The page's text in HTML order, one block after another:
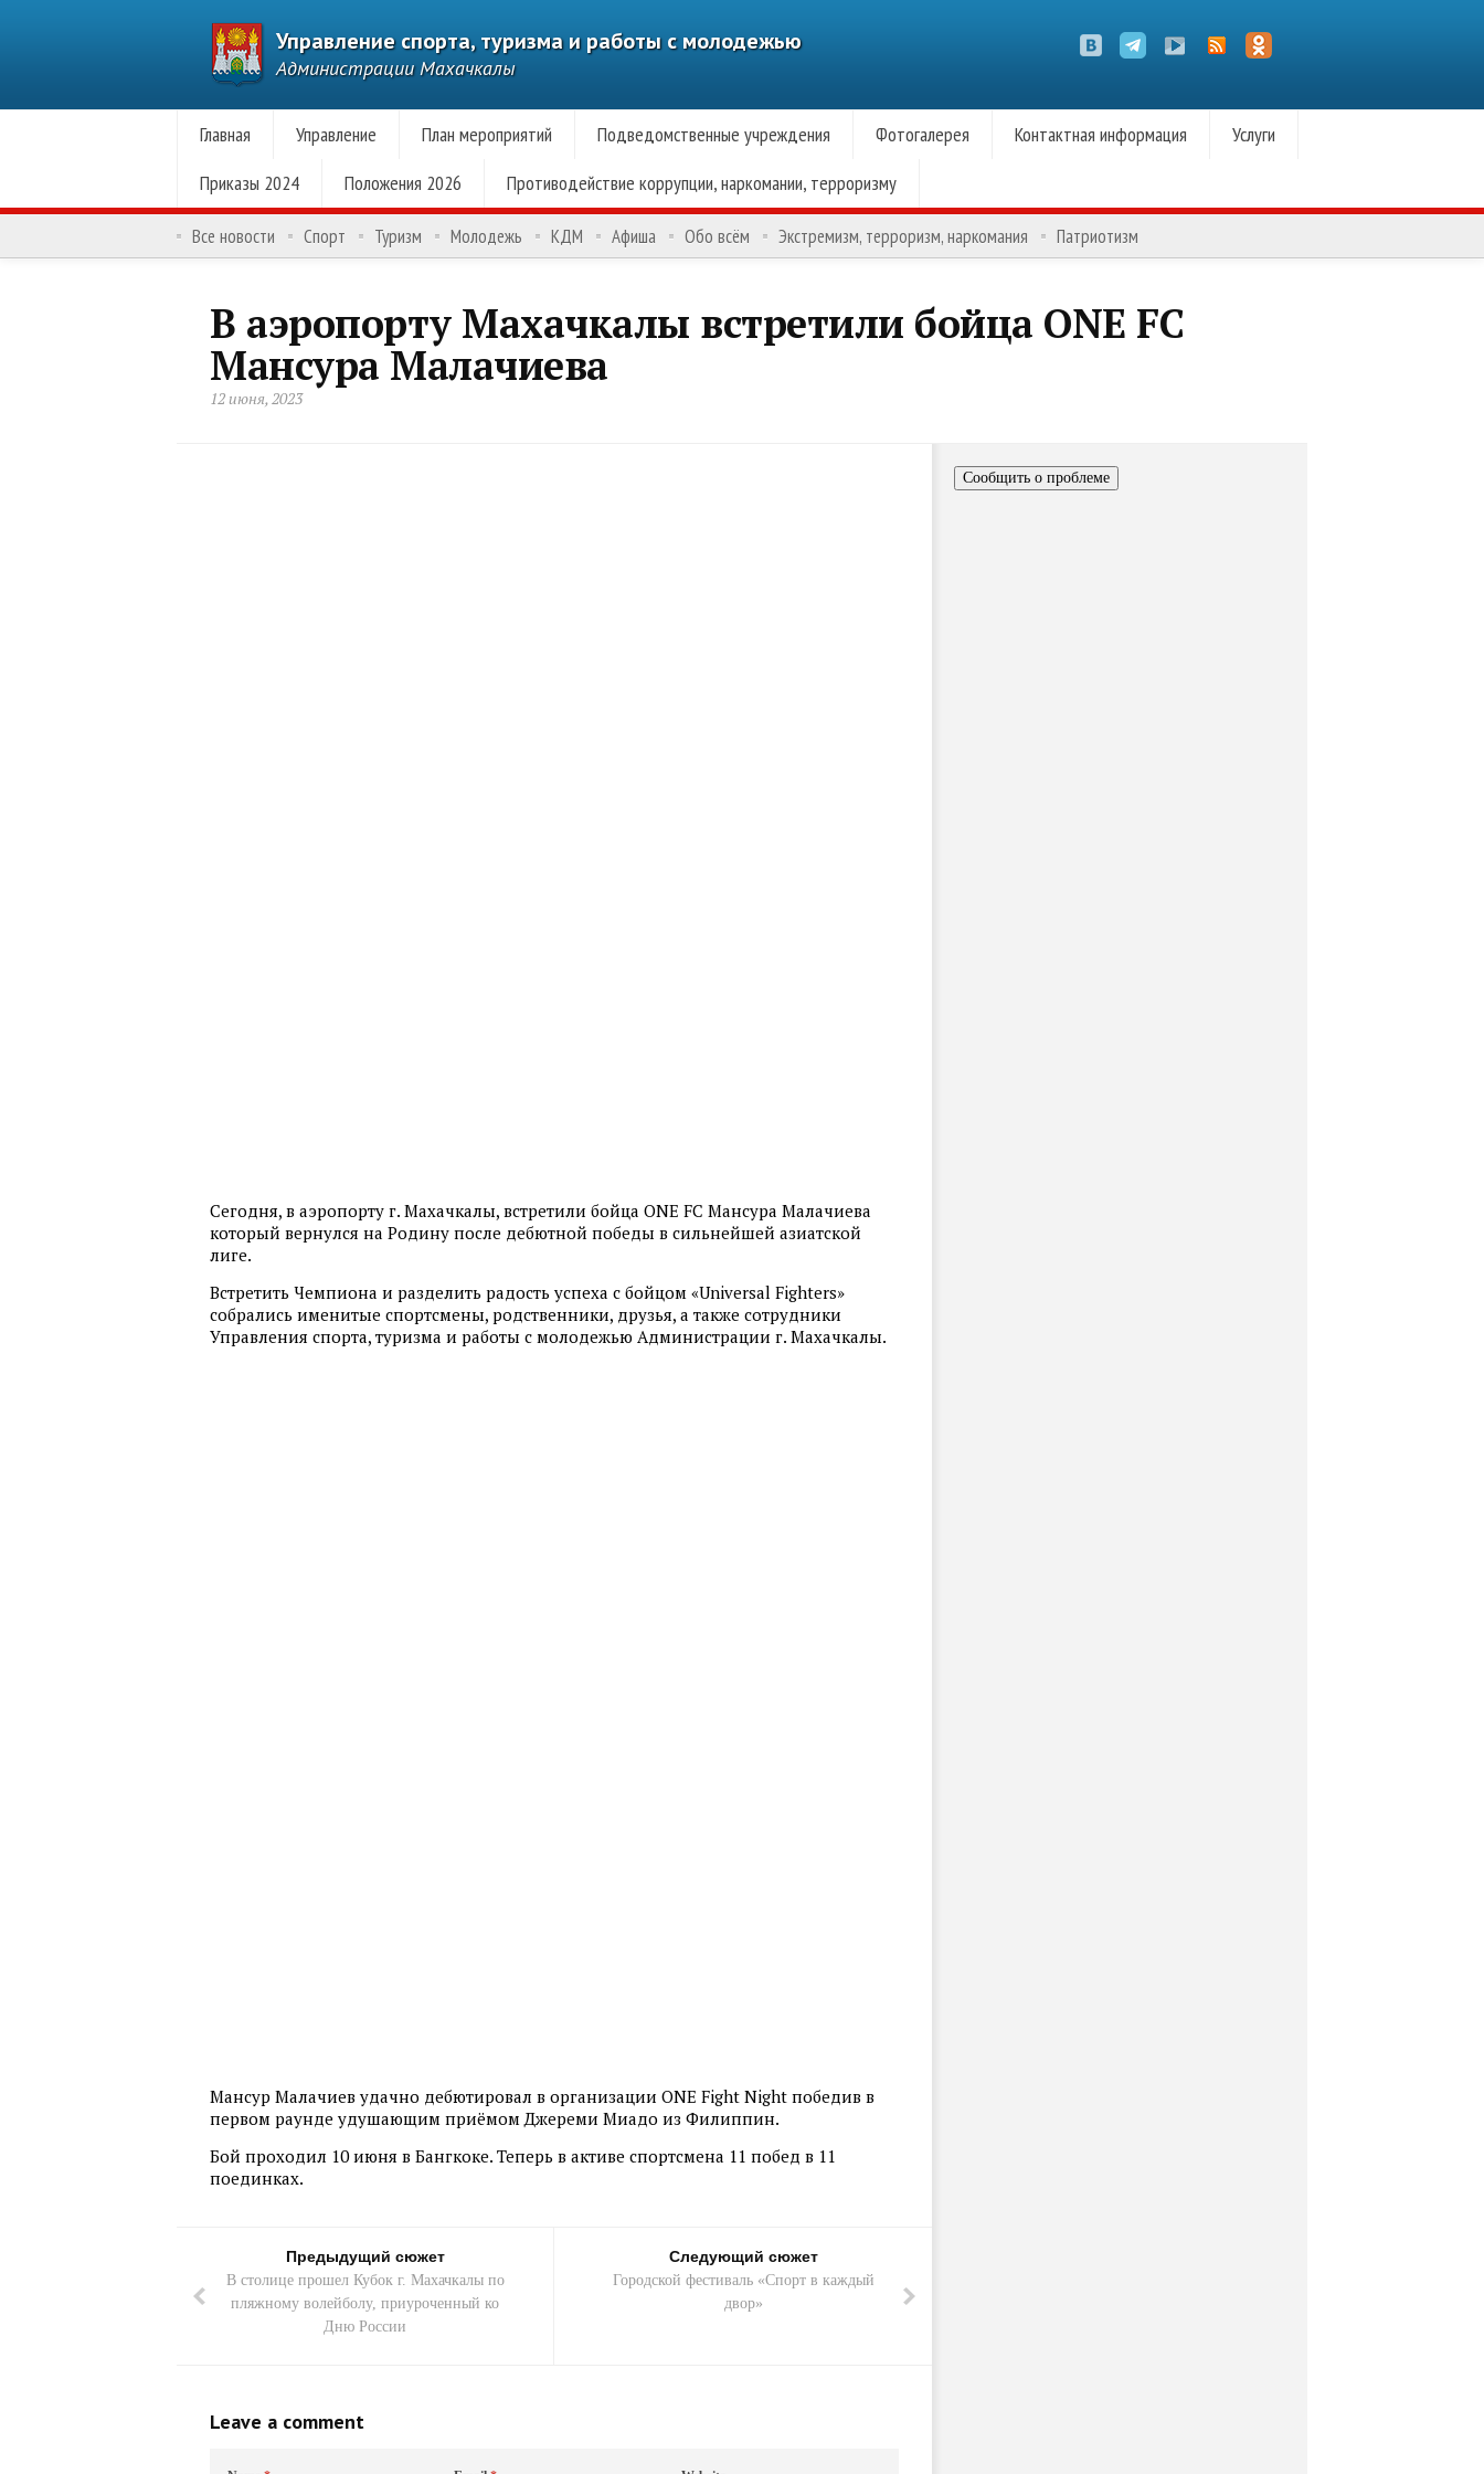
Управление спорта, туризма и работы с молодежью
Администрации Махачкалы
Главная Управление План мероприятий Подведомственные учреждения Фотогалерея Контактная информация
Услуги
Приказы 2024
Положения 2026 Противодействие коррупции, наркомании, терроризму
Все новости Спорт Туризм Молодежь КДМ Афиша Обо всём Экстремизм, терроризм, наркомания Патриотизм
В аэропорту Махачкалы встретили бойца ONE FC
Мансура Малачиева
12 июня, 2023
Сегодня, в аэропорту г. Махачкалы, встретили бойца ONE FC Мансура Малачиева
который вернулся на Родину после дебютной победы в сильнейшей азиатской
лиге.
Встретить Чемпиона и разделить радость успеха с бойцом «Universal Fighters»
собрались именитые спортсмены, родственники, друзья, а также сотрудники
Управления спорта, туризма и работы с молодежью Администрации г. Махачкалы.
Мансур Малачиев удачно дебютировал в организации ONE Fight Night победив в
первом раунде удушающим приёмом Джереми Миадо из Филиппин.
Бой проходил 10 июня в Бангкоке. Теперь в активе спортсмена 11 побед в 11
поединках.
Предыдущий сюжет
В столице прошел Кубок г. Махачкалы по
пляжному волейболу, приуроченный ко
Дню России
Следующий сюжет
Городской фестиваль «Спорт в каждый
двор»
Leave a comment
Сообщить о проблеме